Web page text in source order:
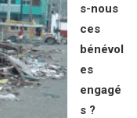
s-nous
ces
bénévol
es
engagé
s ?